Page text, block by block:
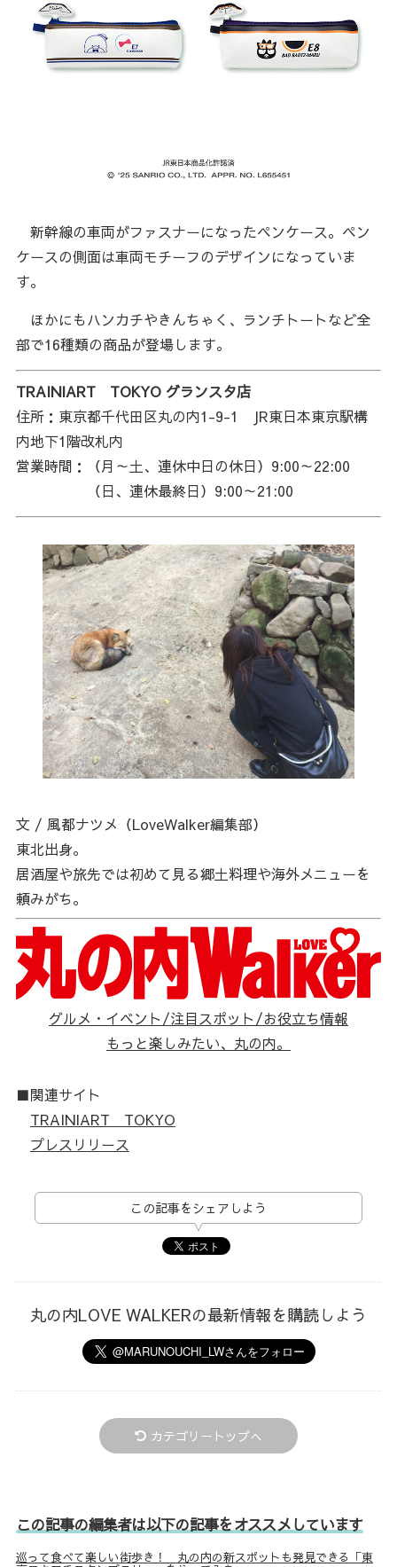
新幹線の車両がファスナーになったペンケース。ペン
ケースの側面は車両モチーフのデザインになっていま
す。
ほかにもハンカチやきんちゃく、ランチトートなど全
部で16種類の商品が登場します。
TRAINIART TOKYO グランスタ店
住所：東京都千代田区丸の内1-9-1 JR東日本東京駅構
内地下1階改札内
営業時間：（月～土、連休中日の休日）9:00～22:00
（日、連休最終日）9:00～21:00
文 / 風都ナツメ（LoveWalker編集部）
東北出身。
居酒屋や旅先では初めて見る郷土料理や海外メニューを
頼みがち。
グルメ・イベント/注目スポット/お役立ち情報
もっと楽しみたい、丸の内。
■関連サイト
TRAINIART TOKYO
プレスリリース
この記事をシェアしよう
丸の内LOVE WALKERの最新情報を購読しよう
カテゴリートップへ
この記事の編集者は以下の記事をオススメしています
巡って食べて楽しい街歩き！ 丸の内の新スポットも発見できる「東